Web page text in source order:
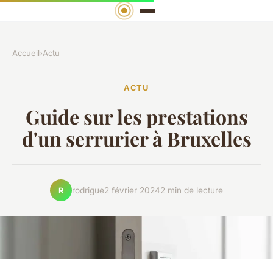
Accueil›Actu
ACTU
Guide sur les prestations
d'un serrurier à Bruxelles
R rodrigue2 février 20242 min de lecture